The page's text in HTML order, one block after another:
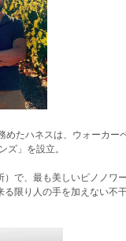
たハネスは、ウォーカー
ズ」を設立。
で、最も美しいピノノワ
限り人の手を加えない不